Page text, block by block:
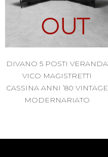
OUT
DIVANO 5 POSTI VERANDA
VICO MAGISTRETTI
CASSINA ANNI ’80 VINTAGE
MODERNARIATO